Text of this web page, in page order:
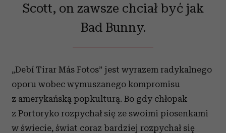
Scott, on zawsze chciał być jak
Bad Bunny.
„Debí Tirar Más Fotos” jest wyrazem radykalnego
oporu wobec wymuszanego kompromisu
z amerykańską popkulturą. Bo gdy chłopak
z Portoryko rozpychał się ze swoimi piosenkami
w świecie, świat coraz bardziej rozpychał się